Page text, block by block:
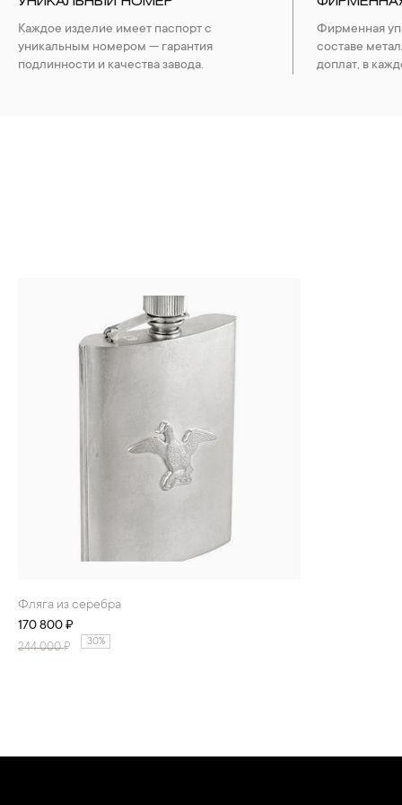
Каждое изделие имеет паспорт с
уникальным номером — гарантия
подлинности и качества завода.
Фирменная
составе
доплат, в
Фляга из серебра
170 800 ₽
244 000₽ 30%